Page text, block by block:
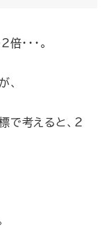
・・・。
で考えると、2